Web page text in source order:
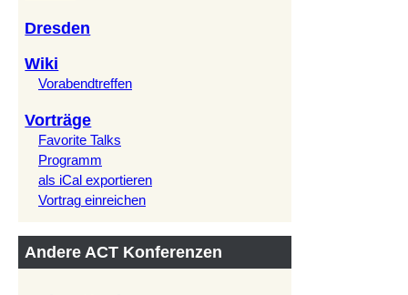
Dresden
Wiki
Vorabendtreffen
Vorträge
Favorite Talks
Programm
als iCal exportieren
Vortrag einreichen
Andere ACT Konferenzen